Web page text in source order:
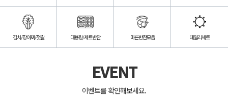
김치/장아찌/젓갈 대용량/세트반찬 마른반찬모음 데일리세트
EVENT
이벤트를 확인해보세요.